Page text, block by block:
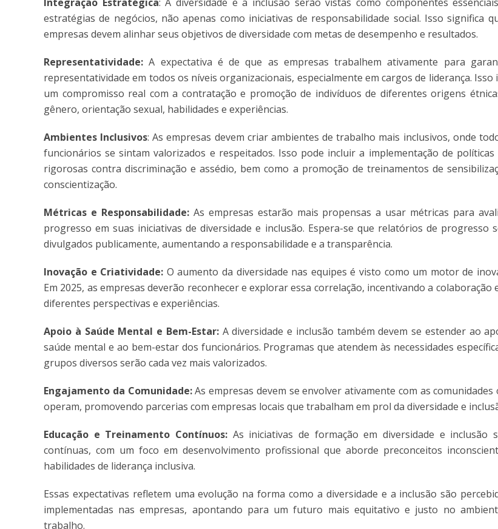
estratégias de negócios, não apenas como iniciativas de responsabilidade social. Isso significa
empresas devem alinhar seus objetivos de diversidade com metas de desempenho e resultados.
Representatividade: A expectativa é de que as empresas trabalhem ativamente para
representatividade em todos os níveis organizacionais, especialmente em cargos de liderança. Isso
um compromisso real com a contratação e promoção de indivíduos de diferentes origens
gênero, orientação sexual, habilidades e experiências.
Ambientes Inclusivos: As empresas devem criar ambientes de trabalho mais inclusivos, onde
funcionários se sintam valorizados e respeitados. Isso pode incluir a implementação de políticas
rigorosas contra discriminação e assédio, bem como a promoção de treinamentos de
conscientização.
Métricas e Responsabilidade:As empresas estarão mais propensas a usar métricas para
progresso em suas iniciativas de diversidade e inclusão. Espera-se que relatórios de progresso
divulgados publicamente, aumentando a responsabilidade e a transparência.
Inovação e Criatividade: O aumento da diversidade nas equipes é visto como um motor de
Em 2025, as empresas deverão reconhecer e explorar essa correlação, incentivando a colaboração
diferentes perspectivas e experiências.
Apoio à Saúde Mental e Bem-Estar:A diversidade e inclusão também devem se estender ao
saúde mental e ao bem-estar dos funcionários. Programas que atendem às necessidades
grupos diversos serão cada vez mais valorizados.
Engajamento da Comunidade:As empresas devem se envolver ativamente com as comunidades
operam, promovendo parcerias com empresas locais que trabalham em prol da diversidade e
Educação e Treinamento Contínuos: As iniciativas de formação em diversidade e inclusão
contínuas, com um foco em desenvolvimento profissional que aborde preconceitos
habilidades de liderança inclusiva.
Essas expectativas refletem uma evolução na forma como a diversidade e a inclusão são
implementadas nas empresas, apontando para um futuro mais equitativo e justo no
trabalho.